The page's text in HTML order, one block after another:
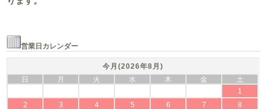
営業日カレンダー
今月(2026年8月)
日
月 火 水 木 金
土
1
2
3 4 5 6 7
8